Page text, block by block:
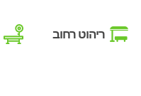
ריהוט רחוב